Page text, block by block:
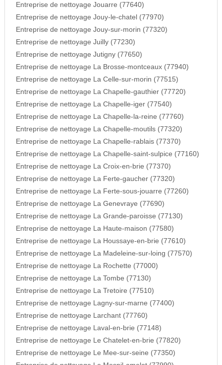
Entreprise de nettoyage Jouarre (77640)
Entreprise de nettoyage Jouy-le-chatel (77970)
Entreprise de nettoyage Jouy-sur-morin (77320)
Entreprise de nettoyage Juilly (77230)
Entreprise de nettoyage Jutigny (77650)
Entreprise de nettoyage La Brosse-montceaux (77940)
Entreprise de nettoyage La Celle-sur-morin (77515)
Entreprise de nettoyage La Chapelle-gauthier (77720)
Entreprise de nettoyage La Chapelle-iger (77540)
Entreprise de nettoyage La Chapelle-la-reine (77760)
Entreprise de nettoyage La Chapelle-moutils (77320)
Entreprise de nettoyage La Chapelle-rablais (77370)
Entreprise de nettoyage La Chapelle-saint-sulpice (77160)
Entreprise de nettoyage La Croix-en-brie (77370)
Entreprise de nettoyage La Ferte-gaucher (77320)
Entreprise de nettoyage La Ferte-sous-jouarre (77260)
Entreprise de nettoyage La Genevraye (77690)
Entreprise de nettoyage La Grande-paroisse (77130)
Entreprise de nettoyage La Haute-maison (77580)
Entreprise de nettoyage La Houssaye-en-brie (77610)
Entreprise de nettoyage La Madeleine-sur-loing (77570)
Entreprise de nettoyage La Rochette (77000)
Entreprise de nettoyage La Tombe (77130)
Entreprise de nettoyage La Tretoire (77510)
Entreprise de nettoyage Lagny-sur-marne (77400)
Entreprise de nettoyage Larchant (77760)
Entreprise de nettoyage Laval-en-brie (77148)
Entreprise de nettoyage Le Chatelet-en-brie (77820)
Entreprise de nettoyage Le Mee-sur-seine (77350)